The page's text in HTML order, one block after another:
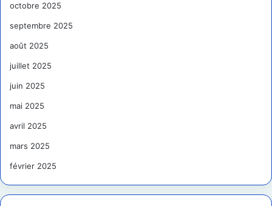
octobre 2025
septembre 2025
août 2025
juillet 2025
juin 2025
mai 2025
avril 2025
mars 2025
février 2025